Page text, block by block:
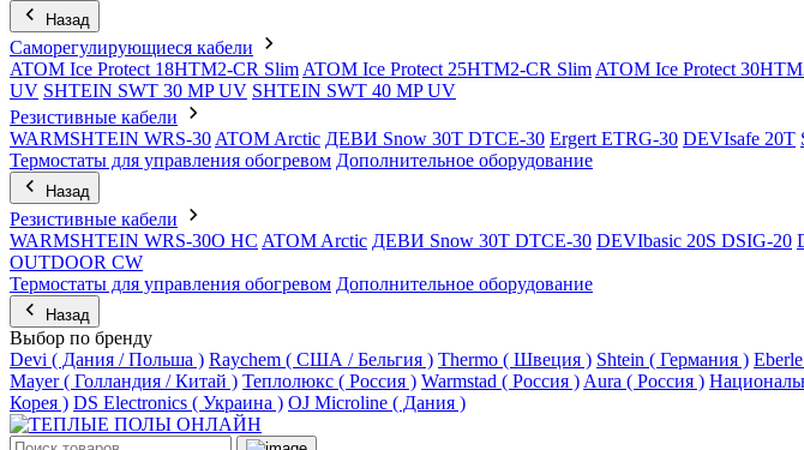
Назад
Саморегулирующиеся кабели
ATOM Ice Protect 18HTM2-CR Slim ATOM Ice Protect 25HTM2-CR Slim ATOM Ice Protect
UV SHTEIN SWT 30 MP UV SHTEIN SWT 40 MP UV
Резистивные кабели
WARMSHTEIN WRS-30 ATOM Arctic ДЕВИ Snow 30T DTCE-30 Ergert ETRG-30 DEVIsafe 20T
Термостаты для управления обогревом Дополнительное оборудование
Назад
Резистивные кабели
WARMSHTEIN WRS-30O HC ATOM Arctic ДЕВИ Snow 30T DTCE-30 DEVIbasic 20S DSIG-20
OUTDOOR CW
Термостаты для управления обогревом Дополнительное оборудование
Назад
Выбор по бренду
Devi ( Дания / Польша ) Raychem ( США / Бельгия ) Thermo ( Швеция ) Shtein ( Германия )
Mayer ( Голландия / Китай ) Теплолюкс ( Россия ) Warmstad ( Россия ) Aura ( Россия )
Корея ) DS Electronics ( Украина ) OJ Microline ( Дания )